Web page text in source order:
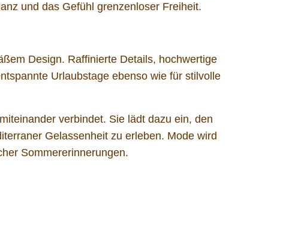
und das Gefühl grenzenloser Freiheit.
Design. Raffinierte Details, hochwertige
Urlaubstage ebenso wie für stilvolle
verbindet. Sie lädt dazu ein, den
Gelassenheit zu erleben. Mode wird
Sommererinnerungen.